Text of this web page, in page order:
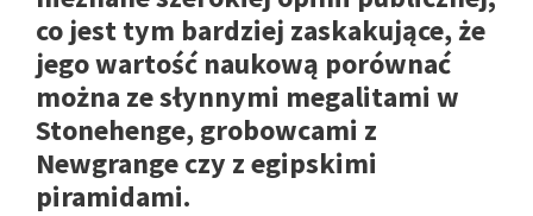
co jest tym bardziej zaskakujące, że
jego wartość naukową porównać
można ze słynnymi megalitami w
Stonehenge, grobowcami z
Newgrange czy z egipskimi
piramidami.